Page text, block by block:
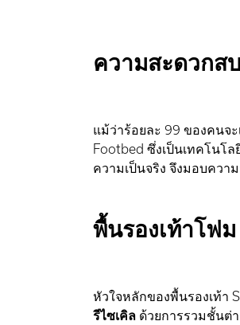
ความสะดวกส
แม้ว่าร้อยละ 99 ของคนจ
Footbed ซึ่งเป็นเทคโนโ
ความเป็นจริง จึงมอบควา
พื้นรองเท้าโฟ
หัวใจหลักของพื้นรองเท้า
รีไซเคิล ด้วยการรวมชั้นต่